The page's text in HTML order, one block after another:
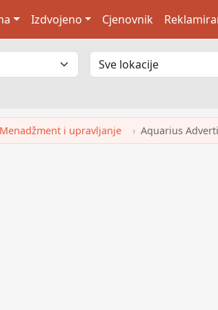
Izdvojeno Cjenovnik
i upravljanje Aquarius